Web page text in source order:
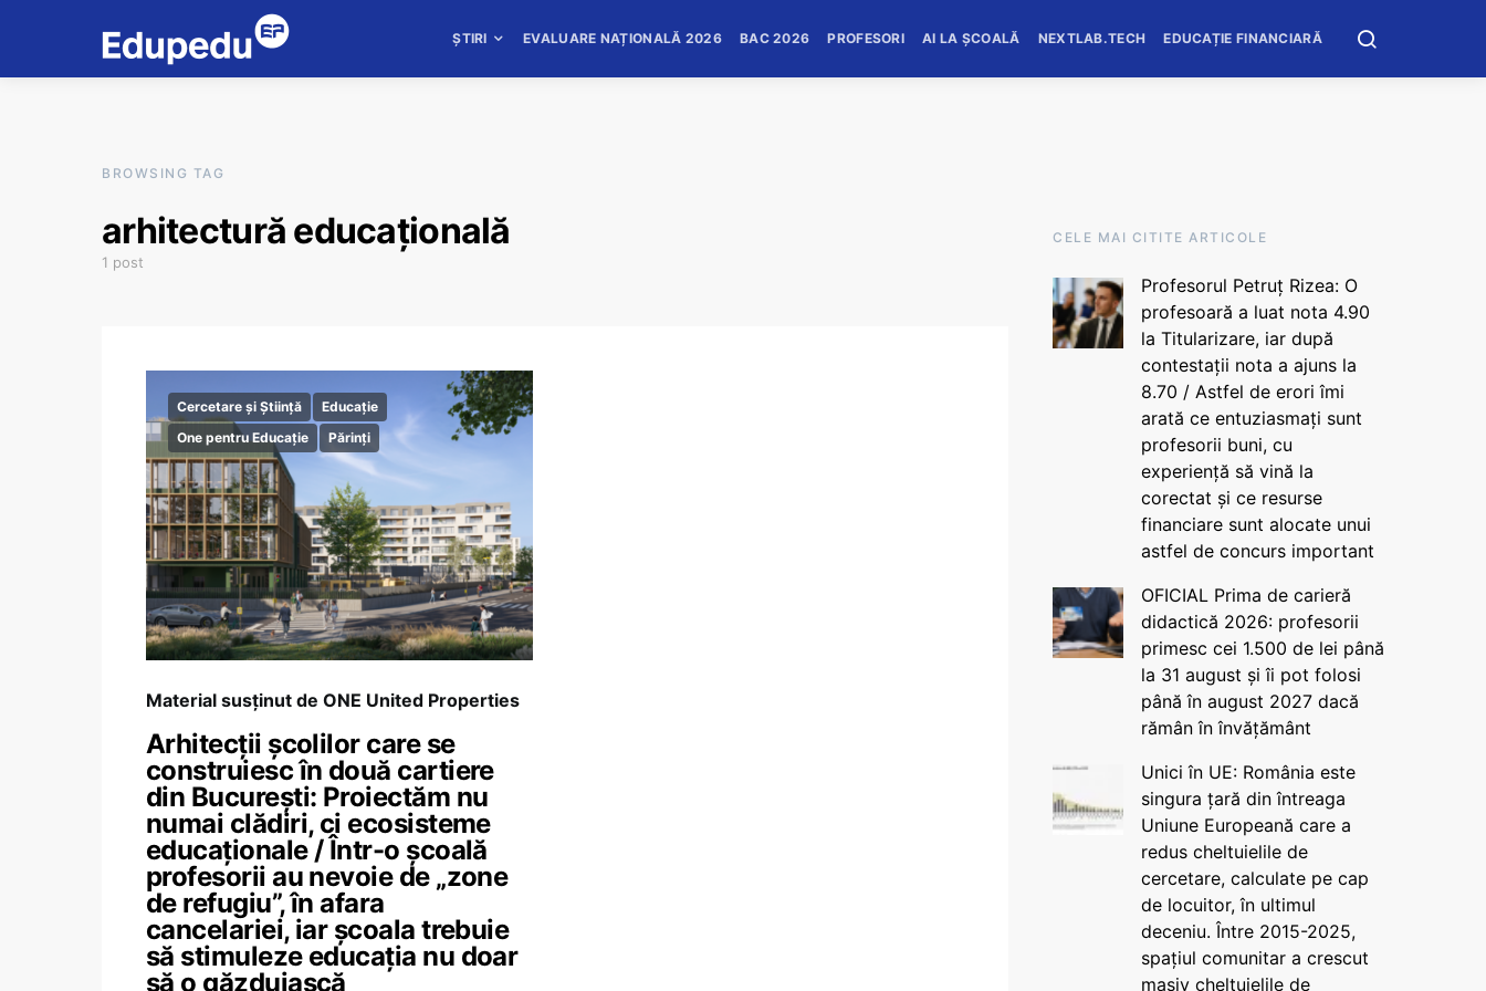
ȘTIRI EVALUARE NAȚIONALĂ 2026 BAC 2026 PROFESORI AI LA ȘCOALĂ NEXTLAB.TECH EDUCAȚIE FINANCIARĂ
BROWSING TAG
arhitectură educațională
1 post
Cercetare și Știință
Educație
One pentru Educație
Părinți
Material susținut de ONE United Properties
Arhitecții școlilor care se
construiesc în două cartiere
din București: Proiectăm nu
numai clădiri, ci ecosisteme
educaționale / Într-o școală
profesorii au nevoie de „zone
de refugiu”, în afara
cancelariei, iar școala trebuie
să stimuleze educația nu doar
să o găzduiască
CELE MAI CITITE ARTICOLE
Profesorul Petruț Rizea: O
profesoară a luat nota 4.90
la Titularizare, iar după
contestații nota a ajuns la
8.70 / Astfel de erori îmi
arată ce entuziasmați sunt
profesorii buni, cu
experiență să vină la
corectat și ce resurse
financiare sunt alocate unui
astfel de concurs important
OFICIAL Prima de carieră
didactică 2026: profesorii
primesc cei 1.500 de lei până
la 31 august și îi pot folosi
până în august 2027 dacă
rămân în învățământ
Unici în UE: România este
singura țară din întreaga
Uniune Europeană care a
redus cheltuielile de
cercetare, calculate pe cap
de locuitor, în ultimul
deceniu. Între 2015-2025,
spațiul comunitar a crescut
masiv cheltuielile de